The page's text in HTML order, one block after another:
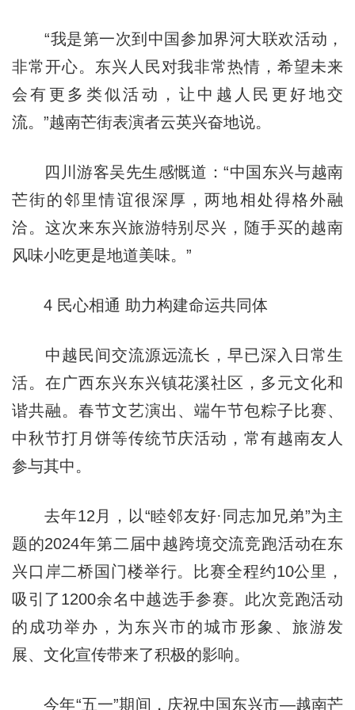
“我是第一次到中国参加界河大联欢活动，
非常开心。东兴人民对我非常热情，希望未来
会有更多类似活动，让中越人民更好地交
流。”越南芒街表演者云英兴奋地说。
四川游客吴先生感慨道：“中国东兴与越南
芒街的邻里情谊很深厚，两地相处得格外融
洽。这次来东兴旅游特别尽兴，随手买的越南
风味小吃更是地道美味。”
4 民心相通 助力构建命运共同体
中越民间交流源远流长，早已深入日常生
活。在广西东兴东兴镇花溪社区，多元文化和
谐共融。春节文艺演出、端午节包粽子比赛、
中秋节打月饼等传统节庆活动，常有越南友人
参与其中。
去年12月，以“睦邻友好·同志加兄弟”为主
题的2024年第二届中越跨境交流竞跑活动在东
兴口岸二桥国门楼举行。比赛全程约10公里，
吸引了1200余名中越选手参赛。此次竞跑活动
的成功举办，为东兴市的城市形象、旅游发
展、文化宣传带来了积极的影响。
今年“五一”期间，庆祝中国东兴市—越南芒